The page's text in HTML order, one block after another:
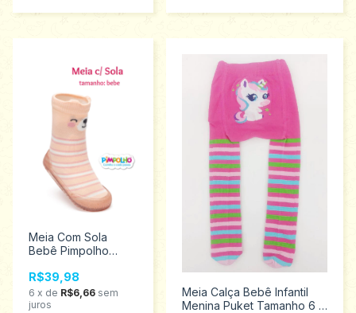
Meia Com Sola
Bebê Pimpolho
ao 23 0074300
R$39,98
6 x de R$6,66 sem
juros
Meia Calça Bebê Infantil
Menina Puket Tamanho 6 A